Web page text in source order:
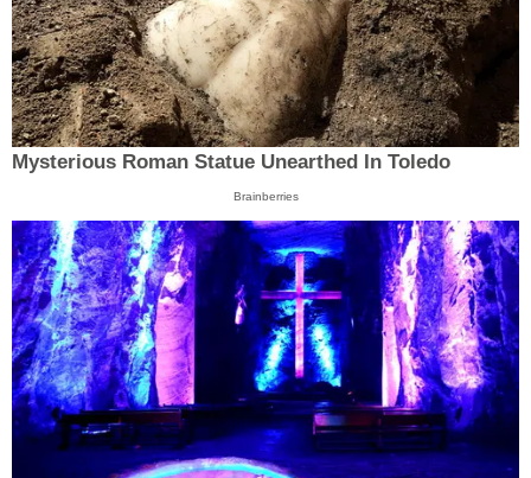
Mysterious Roman Statue Unearthed In Toledo
Brainberries